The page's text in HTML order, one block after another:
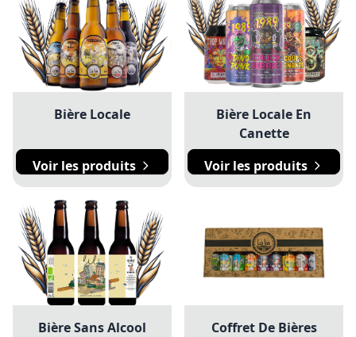
Bière Locale
Voir les produits
Bière Locale En
Canette
Voir les produits
Bière Sans Alcool
Coffret De Bières